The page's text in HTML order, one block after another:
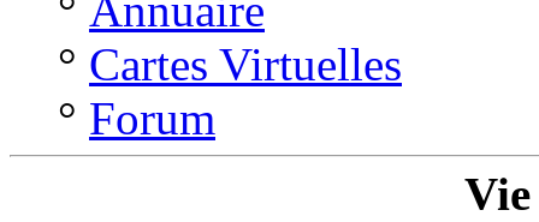
° Annuaire
° Cartes Virtuelles
° Forum